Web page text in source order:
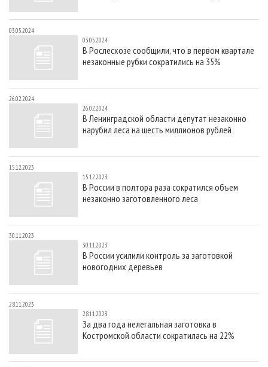
03.05.2024
03.05.2024
В Рослесхозе сообщили, что в первом квартале
незаконные рубки сократились на 35%
26.02.2024
26.02.2024
В Ленинградской области депутат незаконно
нарубил леса на шесть миллионов рублей
15.12.2023
15.12.2023
В России в полтора раза сократился объем
незаконно заготовленного леса
30.11.2023
30.11.2023
В России усилили контроль за заготовкой
новогодних деревьев
28.11.2023
28.11.2023
За два года нелегальная заготовка в
Костромской области сократилась на 22%